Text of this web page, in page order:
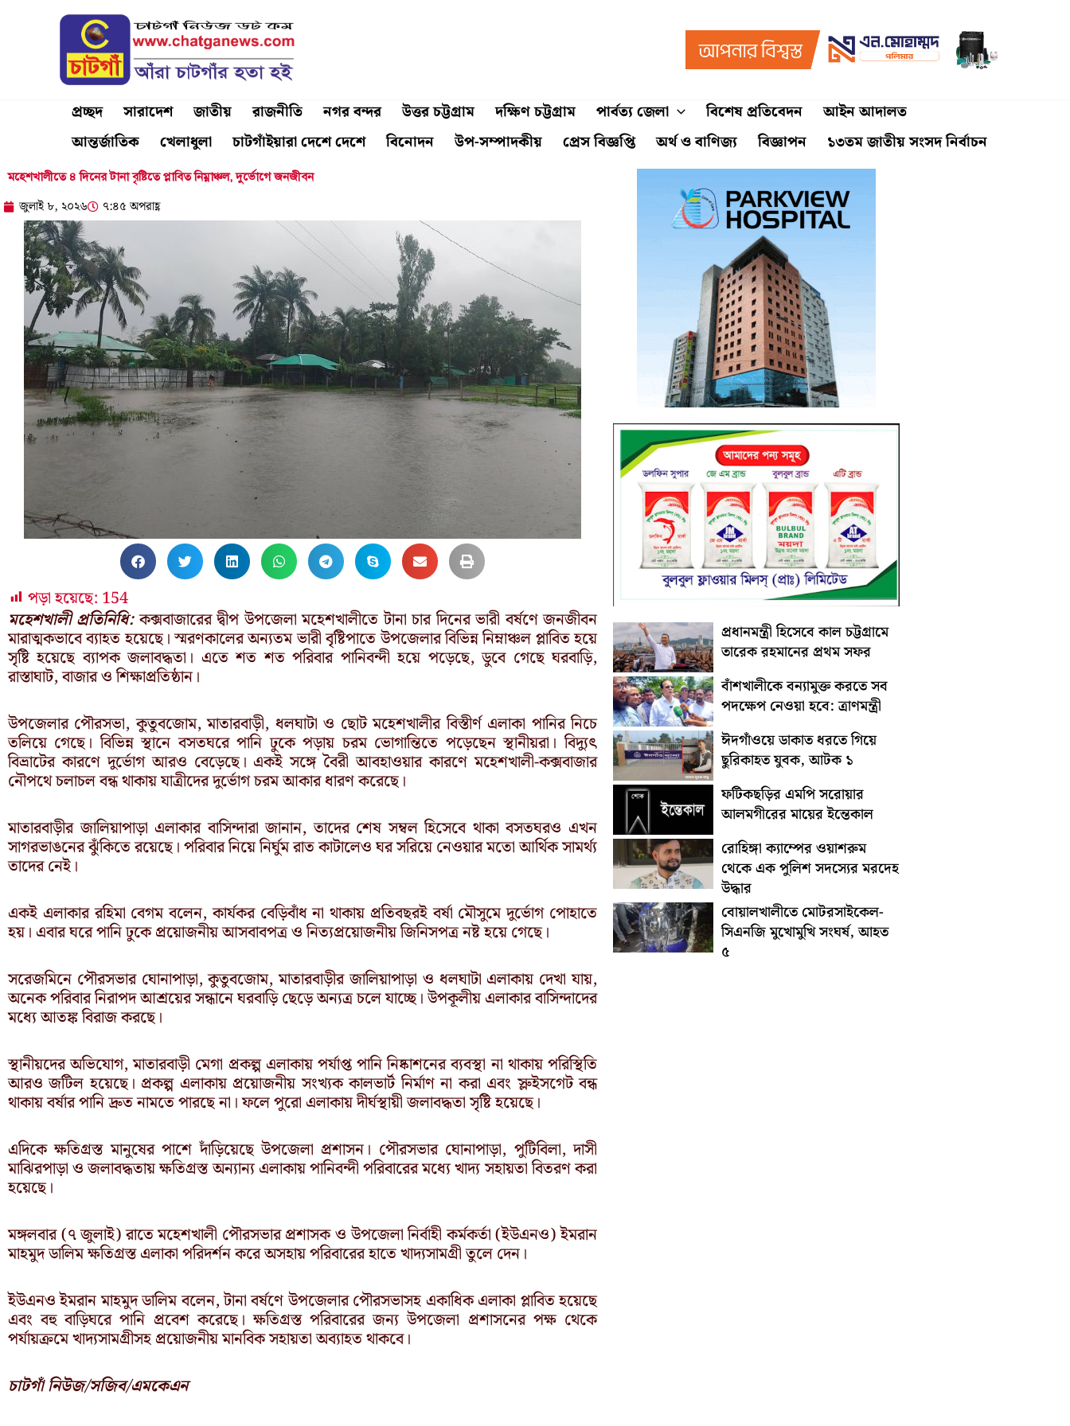
প্রচ্ছদ সারাদেশ জাতীয় রাজনীতি নগর বন্দর উত্তর চট্টগ্রাম দক্ষিণ চট্টগ্রাম পার্বত্য জেলা বিশেষ প্রতিবেদন
আইন আদালত
আন্তর্জাতিক
খেলাধুলা চাটগাঁইয়ারা দেশে দেশে বিনোদন উপ-সম্পাদকীয় প্রেস বিজ্ঞপ্তি অর্থ ও বাণিজ্য বিজ্ঞাপন ১৩তম জাতীয় সংসদ নির্বাচন
মহেশখালীতে ৪ দিনের টানা বৃষ্টিতে প্লাবিত নিম্নাঞ্চল, দুর্ভোগে জনজীবন
জুলাই ৮, ২০২৬ ৭:৪৫ অপরাহ্ণ
পড়া হয়েছে: 154
মহেশখালী প্রতিনিধি:কক্সবাজারের দ্বীপ উপজেলা মহেশখালীতে টানা চার দিনের ভারী বর্ষণে জনজীবন
মারাত্মকভাবে ব্যাহত হয়েছে। স্মরণকালের অন্যতম ভারী বৃষ্টিপাতে উপজেলার বিভিন্ন নিম্নাঞ্চল প্লাবিত হয়ে
সৃষ্টি হয়েছে ব্যাপক জলাবদ্ধতা। এতে শত শত পরিবার পানিবন্দী হয়ে পড়েছে, ডুবে গেছে ঘরবাড়ি,
রাস্তাঘাট, বাজার ও শিক্ষাপ্রতিষ্ঠান।
উপজেলার পৌরসভা, কুতুবজোম, মাতারবাড়ী, ধলঘাটা ও ছোট মহেশখালীর বিস্তীর্ণ এলাকা পানির নিচে
তলিয়ে গেছে। বিভিন্ন স্থানে বসতঘরে পানি ঢুকে পড়ায় চরম ভোগান্তিতে পড়েছেন স্থানীয়রা। বিদ্যুৎ
বিভ্রাটের কারণে দুর্ভোগ আরও বেড়েছে। একই সঙ্গে বৈরী আবহাওয়ার কারণে মহেশখালী-কক্সবাজার
নৌপথে চলাচল বন্ধ থাকায় যাত্রীদের দুর্ভোগ চরম আকার ধারণ করেছে।
মাতারবাড়ীর জালিয়াপাড়া এলাকার বাসিন্দারা জানান, তাদের শেষ সম্বল হিসেবে থাকা বসতঘরও এখন
সাগরভাঙনের ঝুঁকিতে রয়েছে। পরিবার নিয়ে নির্ঘুম রাত কাটালেও ঘর সরিয়ে নেওয়ার মতো আর্থিক সামর্থ্য
তাদের নেই।
একই এলাকার রহিমা বেগম বলেন, কার্যকর বেড়িবাঁধ না থাকায় প্রতিবছরই বর্ষা মৌসুমে দুর্ভোগ পোহাতে
হয়। এবার ঘরে পানি ঢুকে প্রয়োজনীয় আসবাবপত্র ও নিত্যপ্রয়োজনীয় জিনিসপত্র নষ্ট হয়ে গেছে।
সরেজমিনে পৌরসভার ঘোনাপাড়া, কুতুবজোম, মাতারবাড়ীর জালিয়াপাড়া ও ধলঘাটা এলাকায় দেখা যায়,
অনেক পরিবার নিরাপদ আশ্রয়ের সন্ধানে ঘরবাড়ি ছেড়ে অন্যত্র চলে যাচ্ছে। উপকূলীয় এলাকার বাসিন্দাদের
মধ্যে আতঙ্ক বিরাজ করছে।
স্থানীয়দের অভিযোগ, মাতারবাড়ী মেগা প্রকল্প এলাকায় পর্যাপ্ত পানি নিষ্কাশনের ব্যবস্থা না থাকায় পরিস্থিতি
আরও জটিল হয়েছে। প্রকল্প এলাকায় প্রয়োজনীয় সংখ্যক কালভার্ট নির্মাণ না করা এবং স্লুইসগেট বন্ধ
থাকায় বর্ষার পানি দ্রুত নামতে পারছে না। ফলে পুরো এলাকায় দীর্ঘস্থায়ী জলাবদ্ধতা সৃষ্টি হয়েছে।
এদিকে ক্ষতিগ্রস্ত মানুষের পাশে দাঁড়িয়েছে উপজেলা প্রশাসন। পৌরসভার ঘোনাপাড়া, পুটিবিলা, দাসী
মাঝিরপাড়া ও জলাবদ্ধতায় ক্ষতিগ্রস্ত অন্যান্য এলাকায় পানিবন্দী পরিবারের মধ্যে খাদ্য সহায়তা বিতরণ করা
হয়েছে।
মঙ্গলবার (৭ জুলাই) রাতে মহেশখালী পৌরসভার প্রশাসক ও উপজেলা নির্বাহী কর্মকর্তা (ইউএনও) ইমরান
মাহমুদ ডালিম ক্ষতিগ্রস্ত এলাকা পরিদর্শন করে অসহায় পরিবারের হাতে খাদ্যসামগ্রী তুলে দেন।
ইউএনও ইমরান মাহমুদ ডালিম বলেন, টানা বর্ষণে উপজেলার পৌরসভাসহ একাধিক এলাকা প্লাবিত হয়েছে
এবং বহু বাড়িঘরে পানি প্রবেশ করেছে। ক্ষতিগ্রস্ত পরিবারের জন্য উপজেলা প্রশাসনের পক্ষ থেকে
পর্যায়ক্রমে খাদ্যসামগ্রীসহ প্রয়োজনীয় মানবিক সহায়তা অব্যাহত থাকবে।
চাটগাঁ নিউজ/সজিব/এমকেএন
প্রধানমন্ত্রী হিসেবে কাল চট্টগ্রামে
তারেক রহমানের প্রথম সফর
বাঁশখালীকে বন্যামুক্ত করতে সব
পদক্ষেপ নেওয়া হবে: ত্রাণমন্ত্রী
ঈদগাঁওয়ে ডাকাত ধরতে গিয়ে
ছুরিকাহত যুবক, আটক ১
ফটিকছড়ির এমপি সরোয়ার
আলমগীরের মায়ের ইন্তেকাল
রোহিঙ্গা ক্যাম্পের ওয়াশরুম
থেকে এক পুলিশ সদস্যের মরদেহ
উদ্ধার
বোয়ালখালীতে মোটরসাইকেল-
সিএনজি মুখোমুখি সংঘর্ষ, আহত
৫